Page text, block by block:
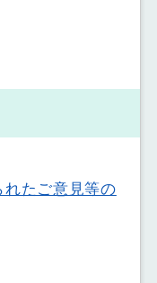
たご意見等の